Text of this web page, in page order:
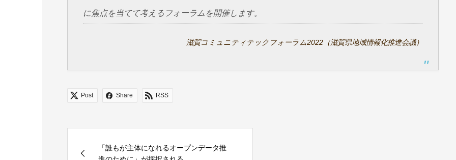
に焦点を当てて考えるフォーラムを開催します。
滋賀コミュニティテックフォーラム2022（滋賀県地域情報化推進会議）
Post Share RSS
「誰もが主体になれるオープンデータ推